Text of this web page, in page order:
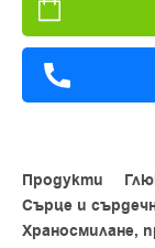
Продукти
Сърце и
Храносмилане,